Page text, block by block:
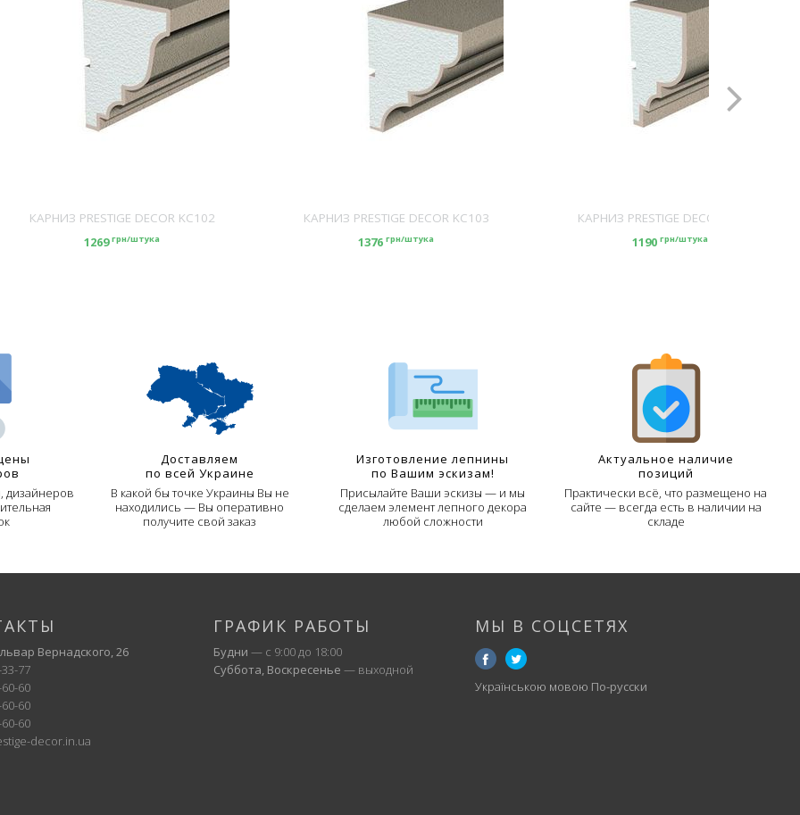
КАРНИЗ PRESTIGE DECOR KC102
1269грн/штука
КАРНИЗ PRESTIGE DECOR KC103
1376 грн/штука
КАРНИЗ PRESTIGE DECOR KC104
1190 грн/штука
дизайнеров
Доставляем
по всей Украине
В какой бы точке Украины Вы не
находились — Вы оперативно
получите свой заказ
Изготовление лепнины
по Вашим эскизам!
Присылайте Ваши эскизы — и мы
сделаем элемент лепного декора
любой сложности
Актуальное наличие
позиций
Практически всё, что размещено на
сайте — всегда есть в наличии на
складе
Вернадского, 26
77
60
60
60
decor.in.ua
ГРАФИК РАБОТЫ
Будни — с 9:00 до 18:00
Суббота, Воскресенье — выходной
МЫ В СОЦСЕТЯХ
Українською мовою По-русски